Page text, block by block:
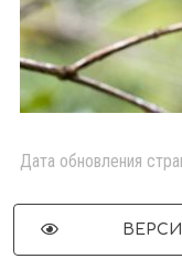
Дата обновления